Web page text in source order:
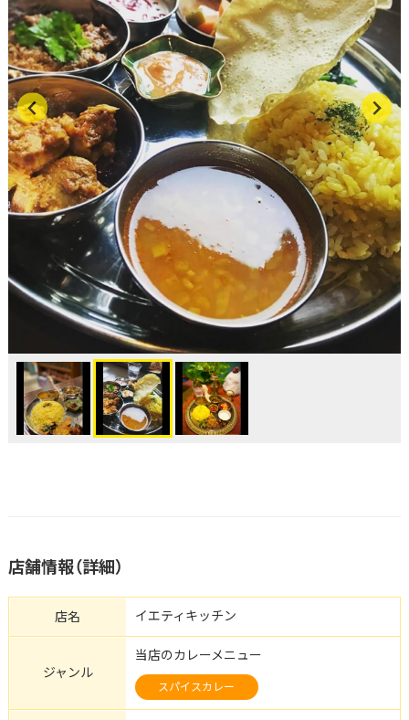
店舗情報（詳細）
店名 イエティキッチン
ジャンル
当店のカレーメニュー
スパイスカレー